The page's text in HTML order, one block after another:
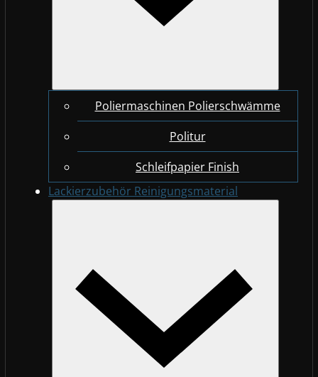
Poliermaschinen Polierschwämme
Politur
Schleifpapier Finish
Lackierzubehör Reinigungsmaterial